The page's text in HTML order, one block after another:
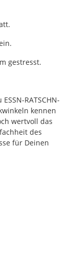
gestresst.
RATSCHN-
kennen
wertvoll das
des
für Deinen